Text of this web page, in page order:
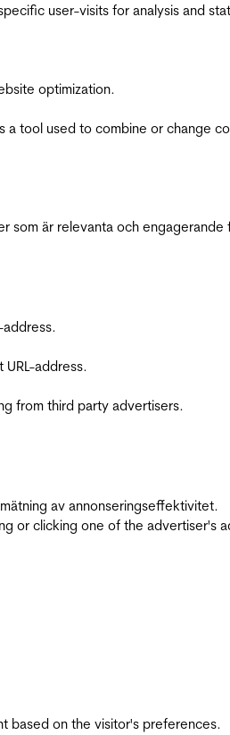
user-visits for analysis and
optimization.
tool used to combine or change
är relevanta och
address.
from third party advertisers.
av annonseringseffektivitet.
or clicking one of the advertiser's
based on the visitor's preferences.